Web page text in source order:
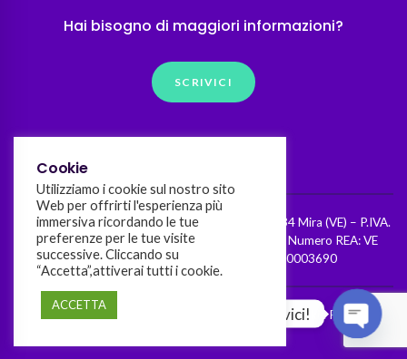
Hai bisogno di maggiori informazioni?
SCRIVICI
Kumò srl – Riviera Giacomo Matteotti, 97 – 30034 Mira (VE) – P.IVA.
04536970272 – Cap. Sociale I.V. 90.000,00 € – Numero REA: VE
425134 | Patent/Brevetto n.202023000003690
Cookie Policy
Cookie
Utilizziamo i cookie sul nostro sito
Web per offrirti l'esperienza più
immersiva ricordando le tue
preferenze per le tue visite
successive. Cliccando su
“Accetta”,attiverai tutti i cookie.
ACCETTA Domande? Scrivici!
OPEN